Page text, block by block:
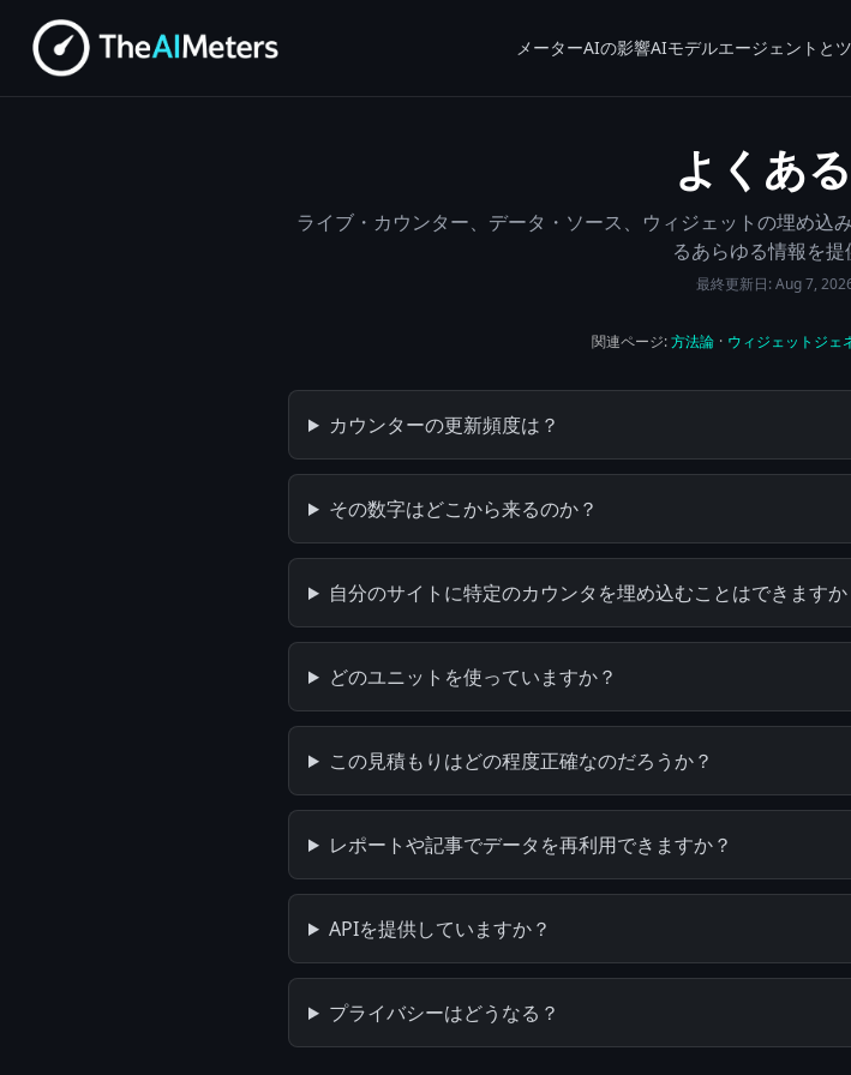
メーターAIの影響AIモデルエージェントと
よくあ
ライブ・カウンター、データ・ソース、ウィジェットの埋め
るあらゆる情報を提
最終更新日:Aug 7,
関連ページ:方法論 · ウィジェットジェ
カウンターの更新頻度は？
その数字はどこから来るのか？
自分のサイトに特定のカウンタを埋め込むことはできますか
どのユニットを使っていますか？
この見積もりはどの程度正確なのだろうか？
レポートや記事でデータを再利用できますか？
APIを提供していますか？
プライバシーはどうなる？